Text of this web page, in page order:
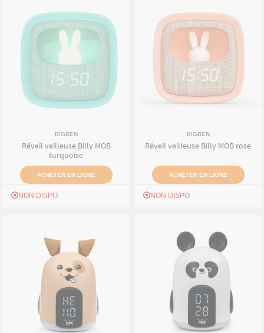
BIGBEN
Réveil veilleuse Billy MOB
turquoise
ACHETER EN LIGNE
NON DISPO
BIGBEN
Réveil veilleuse Billy MOB rose
ACHETER EN LIGNE
NON DISPO